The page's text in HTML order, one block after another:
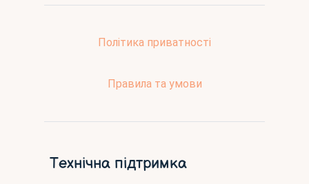
Політика приватності
Правила та умови
Технічна підтримка